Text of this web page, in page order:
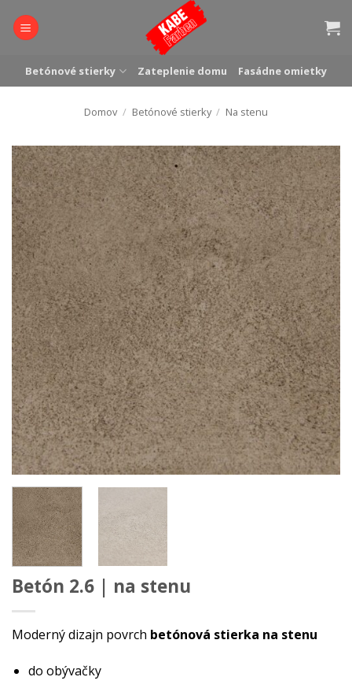
Betónové stierky Zateplenie domu Fasádne omietky
Domov / Betónové stierky / Na stenu
Betón 2.6 | na stenu
Moderný dizajn povrch betónová stierka na stenu
do obývačky